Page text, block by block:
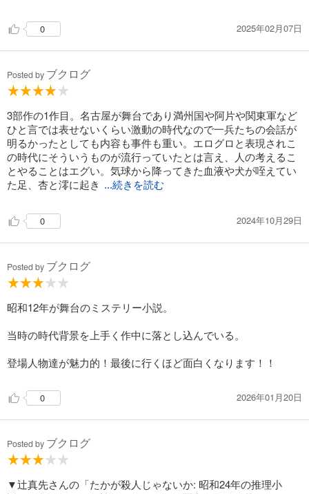
0 2025年02月07日
Posted by ブクログ
3部作の1作目。名古屋が舞台であり満州国や阿片や関東軍など
ひと言では表せないくらい激動の時代なので一兵たちの会話が
明るかったとしても内容も事件も重い。エログロと表現されこ
の時代にそういうものが流行っていたとは言え、人の考えるこ
とやることはエグい。気球から降ってきた血液や犬が咥えてい
た足、杏と澪に起き
...続きを読む
0 2024年10月29日
Posted by ブクログ
昭和12年が舞台のミステリー小説。
当時の時代背景を上手く作中に落とし込んでいる。
登場人物達が魅力的！最後に行くほど面白くなります！！
0 2026年01月20日
Posted by ブクログ
▼辻真先さんの「たかが殺人じゃないか: 昭和24年の推理小